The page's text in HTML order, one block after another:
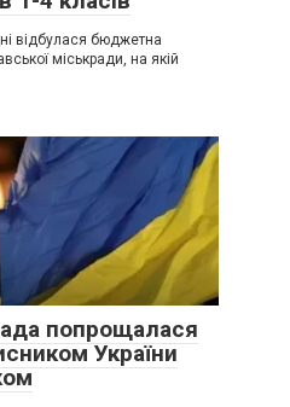
відбулася бюджетна
міськради, на якій
попрощалася
України